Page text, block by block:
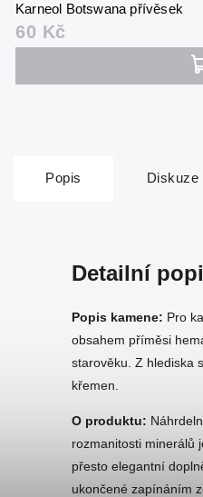
Karneol Botswana přívěsek
60 Kč
Popis Diskuze
Detailní
Popis kamene: Pro
obsahem příměsi
starověku. Z hlediska
křemen.
O produktu:
rozmanitosti minerálů
přesto elegantní
ukončené zapínáním